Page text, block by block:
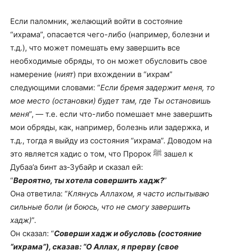
Если паломник, желающий войти в состояние
“ихрама”, опасается чего-либо (например, болезни и
т.д.), что может помешать ему завершить все
необходимые обряды, то он может обусловить свое
намерение (ният) при вхождении в “ихрам”
следующими словами: “Если бремя задержит меня, то
мое место (остановки) будет там, где Ты остановишь
меня”, — т.е. если что-либо помешает мне завершить
мои обряды, как, например, болезнь или задержка, и
т.д., тогда я выйду из состояния “ихрама”. Доводом на
это является хадис о том, что Пророк ﷺ зашел к
Дубаа’а бинт аз-Зубайр и сказал ей:
“Вероятно, ты хотела совершить хадж?”
Она ответила: “Клянусь Аллахом, я часто испытываю
сильные боли (и боюсь, что не смогу завершить
хадж)”.
Он сказал: “Соверши хадж и обусловь (состояние
“ихрама”), сказав: “О Аллах, я прерву (свое